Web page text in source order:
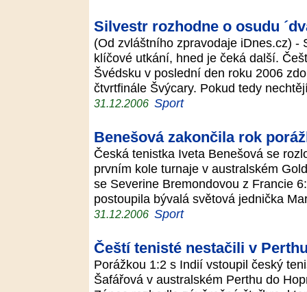
Silvestr rozhodne o osudu
(Od zvláštního zpravodaje iDnes.cz) -
klíčové utkání, hned je čeká další.
Švédsku v poslední den roku 2006
čtvrtfinále Švýcary. Pokud tedy
31.12.2006 Sport
Benešová zakončila rok
Česká tenistka Iveta Benešová se
prvním kole turnaje v australském
se Severine Bremondovou z Francie
postoupila bývalá světová jednička
31.12.2006 Sport
Čeští tenisté nestačili v
Porážkou 1:2 s Indií vstoupil český
Šafářová v australském Perthu do